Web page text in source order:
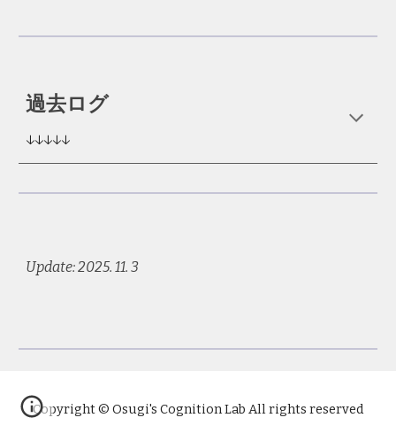
過去ログ
↓↓↓↓↓
Update: 2025. 11. 3
Copyright © Osugi's Cognition Lab All rights reserved